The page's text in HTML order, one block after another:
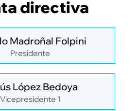
directiva
Madroñal Folpini
Presidente
López Bedoya
Vicepresidente 1